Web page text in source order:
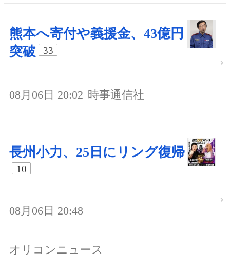
熊本へ寄付や義援金、43億円
突破
33
08月06日 20:02 時事通信社
長州小力、25日にリング復帰
10
08月06日 20:48
オリコンニュース